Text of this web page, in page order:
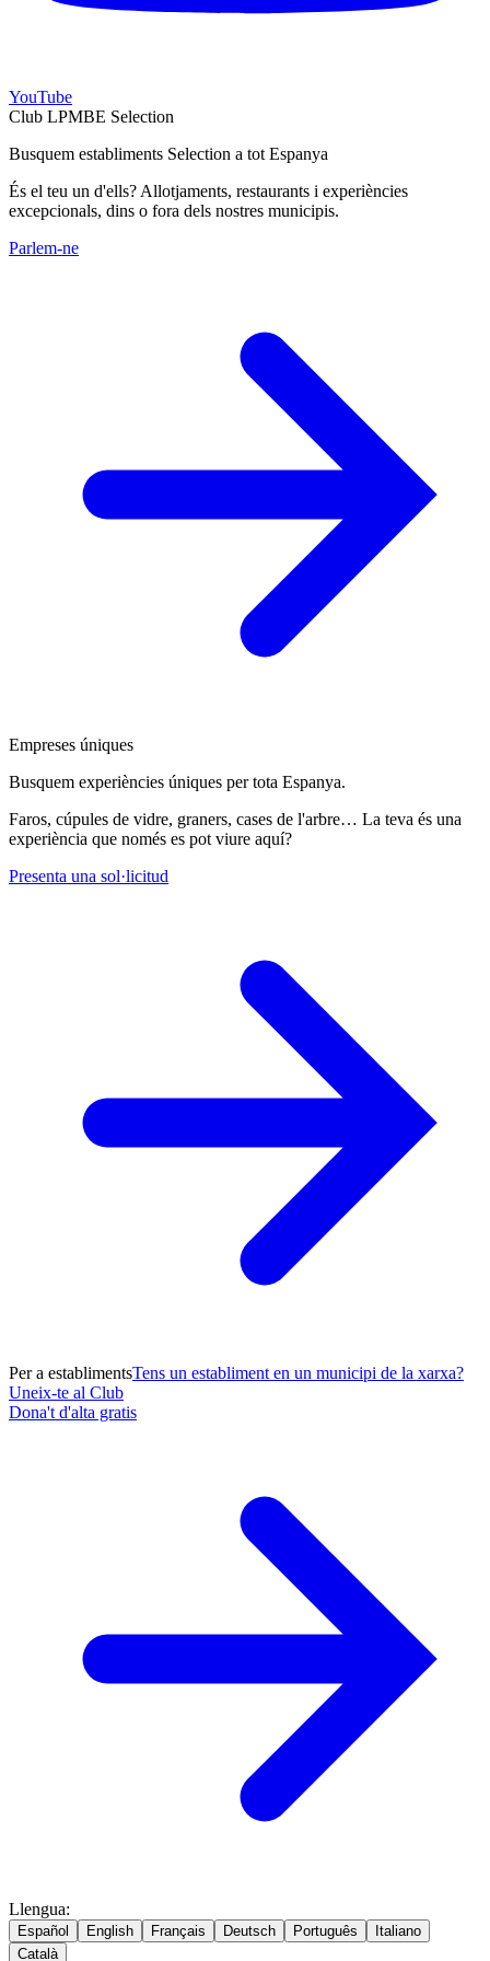
YouTube
Club LPMBE Selection
Busquem establiments Selection a tot Espanya
És el teu un d'ells? Allotjaments, restaurants i experiències
excepcionals, dins o fora dels nostres municipis.
Parlem-ne
Empreses úniques
Busquem experiències úniques per tota Espanya.
Faros, cúpules de vidre, graners, cases de l'arbre… La teva és una
experiència que només es pot viure aquí?
Presenta una sol·licitud
Per a establimentsTens un establiment en un municipi de la xarxa?
Uneix-te al Club
Dona't d'alta gratis
Llengua:
Español English Français Deutsch Português
Italiano
Català